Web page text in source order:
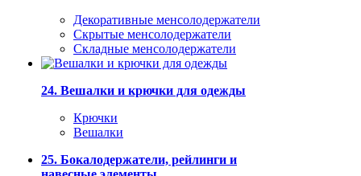
Декоративные менсолодержатели
Скрытые менсолодержатели
Складные менсолодержатели
24. Вешалки и крючки для одежды
Крючки
Вешалки
25. Бокалодержатели, рейлинги и